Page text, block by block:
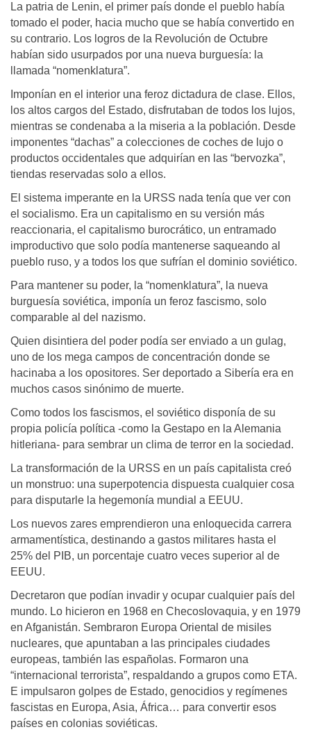
La patria de Lenin, el primer país donde el pueblo había
tomado el poder, hacia mucho que se había convertido en
su contrario. Los logros de la Revolución de Octubre
habían sido usurpados por una nueva burguesía: la
llamada “nomenklatura”.
Imponían en el interior una feroz dictadura de clase. Ellos,
los altos cargos del Estado, disfrutaban de todos los lujos,
mientras se condenaba a la miseria a la población. Desde
imponentes “dachas” a colecciones de coches de lujo o
productos occidentales que adquirían en las “bervozka”,
tiendas reservadas solo a ellos.
El sistema imperante en la URSS nada tenía que ver con
el socialismo. Era un capitalismo en su versión más
reaccionaria, el capitalismo burocrático, un entramado
improductivo que solo podía mantenerse saqueando al
pueblo ruso, y a todos los que sufrían el dominio soviético.
Para mantener su poder, la “nomenklatura”, la nueva
burguesía soviética, imponía un feroz fascismo, solo
comparable al del nazismo.
Quien disintiera del poder podía ser enviado a un gulag,
uno de los mega campos de concentración donde se
hacinaba a los opositores. Ser deportado a Sibería era en
muchos casos sinónimo de muerte.
Como todos los fascismos, el soviético disponía de su
propia policía política -como la Gestapo en la Alemania
hitleriana- para sembrar un clima de terror en la sociedad.
La transformación de la URSS en un país capitalista creó
un monstruo: una superpotencia dispuesta cualquier cosa
para disputarle la hegemonía mundial a EEUU.
Los nuevos zares emprendieron una enloquecida carrera
armamentística, destinando a gastos militares hasta el
25% del PIB, un porcentaje cuatro veces superior al de
EEUU.
Decretaron que podían invadir y ocupar cualquier país del
mundo. Lo hicieron en 1968 en Checoslovaquia, y en 1979
en Afganistán. Sembraron Europa Oriental de misiles
nucleares, que apuntaban a las principales ciudades
europeas, también las españolas. Formaron una
“internacional terrorista”, respaldando a grupos como ETA.
E impulsaron golpes de Estado, genocidios y regímenes
fascistas en Europa, Asia, África… para convertir esos
países en colonias soviéticas.